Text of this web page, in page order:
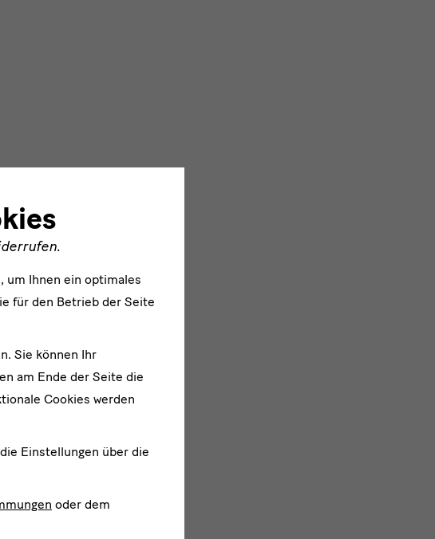
um Ihnen ein optimales
für den Betrieb der Seite
Sie können Ihr
am Ende der Seite die
Cookies werden
Einstellungen über die
oder dem